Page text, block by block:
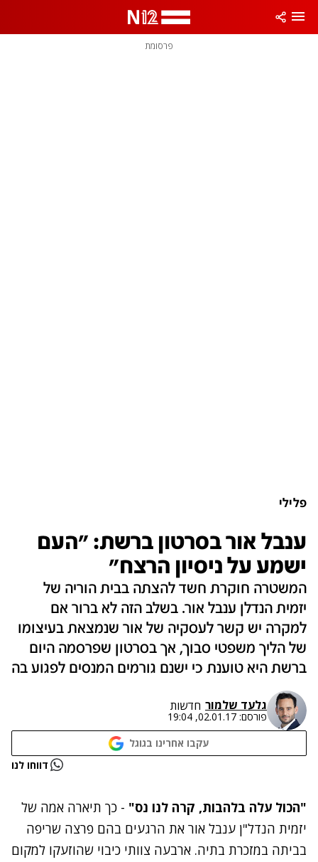
פרסומת
פלילי
ענבל אור בסרטון ברשת: "העם
ישמע על ניסיון הרצח"
המשטרה חוקרת חשד להצתה בבית הוריה של
יזמית הנדלן ענבל אור. בשלב הזה לא ברור אם
למקרה יש קשר לעסקיה של אור שנמצאת בעיצומו
של הליך משפטי סבוך, אך בסרטון שפרסמה היום
ברשת היא טוענת כי ישנם גורמים המנסים לפגוע בה
גלעד שלמור חדשות
פורסם: 02.01.17, 19:04
עקבו אחרינו בגוגל
נתקלנו בבעיה דווחו לנו
"הכול עלה בלהבות, קרה לנו נס" - כך תיארה אמה של
יזמית הנדל"ן ענבל אור את הרגעים בהם פרצה שריפה
בביתה במזכרת בתיה. ארבעה צוותי כיבוי שהוזעקו למקום